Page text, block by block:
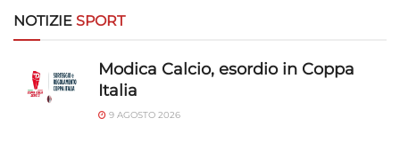
e presentare pubblicità e contenuto,
Salvare e comunicare le scelte sulla
NOTIZIE SPORT
Modica Calcio, esordio in Coppa
Italia
9 AGOSTO 2026